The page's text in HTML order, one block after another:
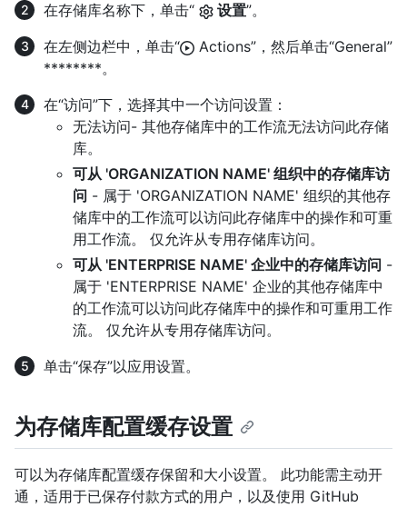
在存储库名称下，单击“
设置”。
在左侧边栏中，单击“
Actions”，然后单击“General”
********。
在“访问”下，选择其中一个访问设置：
无法访问- 其他存储库中的工作流无法访问此存储
库。
可从 'ORGANIZATION NAME' 组织中的存储库访
问 - 属于 'ORGANIZATION NAME' 组织的其他存
储库中的工作流可以访问此存储库中的操作和可重
用工作流。 仅允许从专用存储库访问。
可从 'ENTERPRISE NAME' 企业中的存储库访问 -
属于 'ENTERPRISE NAME' 企业的其他存储库中
的工作流可以访问此存储库中的操作和可重用工作
流。 仅允许从专用存储库访问。
单击“保存”以应用设置。
为存储库配置缓存设置
可以为存储库配置缓存保留和大小设置。 此功能需主动开
通，适用于已保存付款方式的用户，以及使用 GitHub